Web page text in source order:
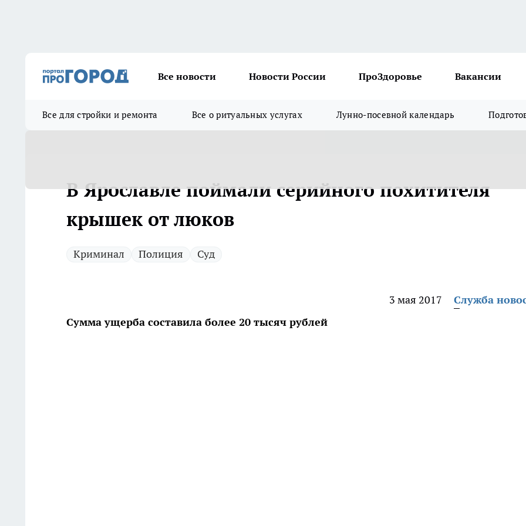
Все новости Новости России ПроЗдоровье Вакансии
Все для стройки и ремонта Все о ритуальных услугах Лунно-посевной календарь
В Ярославле поймали серийного похитителя
крышек от люков
Криминал Полиция Суд
3 мая 2017
Служба
Сумма ущерба составила более 20 тысяч рублей